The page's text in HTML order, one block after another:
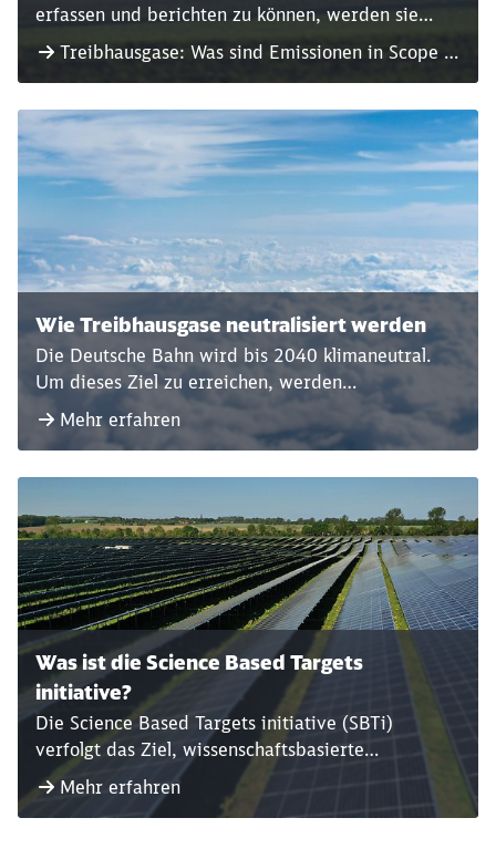
erfassen und berichten zu können, werden sie
entsprechenden Kategorien zugeordnet –
sogenannten Scopes.
Treibhausgase: Was sind Emissionen in Scope 1,
2 und 3?
Wie Treibhausgase neutralisiert werden
Die Deutsche Bahn wird bis 2040 klimaneutral.
Um dieses Ziel zu erreichen, werden
Treibhausgasemissionen größtenteils vermieden
und reduziert sowie schwer oder anderweitig
Mehr erfahren
Was ist die Science Based Targets
initiative?
Die Science Based Targets initiative (SBTi)
verfolgt das Ziel, wissenschaftsbasierte
Klimaschutzziele in Unternehmen zu fördern.
Mehr erfahren